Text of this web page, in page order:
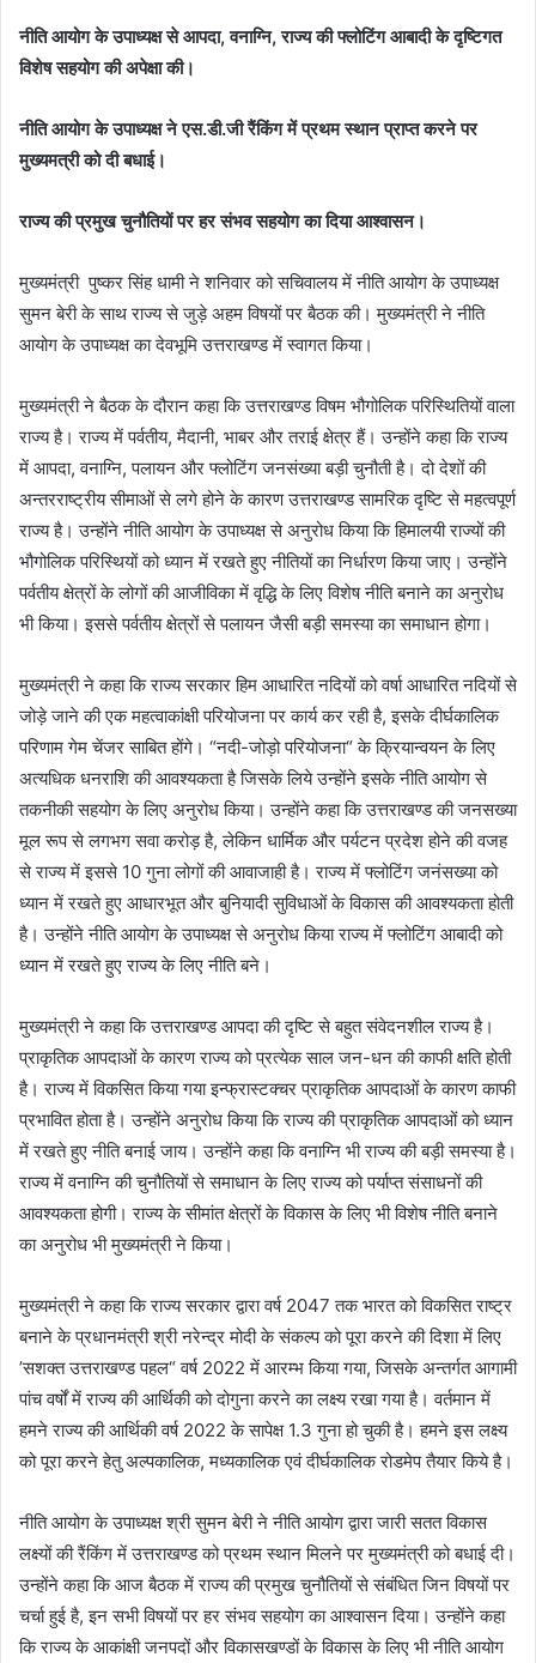
नीति आयोग के उपाध्यक्ष से आपदा, वनाग्नि, राज्य की फ्लोटिंग आबादी के दृष्टिगत
विशेष सहयोग की अपेक्षा की।
नीति आयोग के उपाध्यक्ष ने एस.डी.जी रैंकिंग में प्रथम स्थान प्राप्त करने पर
मुख्यमत्री को दी बधाई।
राज्य की प्रमुख चुनौतियों पर हर संभव सहयोग का दिया आश्वासन।
मुख्यमंत्री पुष्कर सिंह धामी ने शनिवार को सचिवालय में नीति आयोग के उपाध्यक्ष
सुमन बेरी के साथ राज्य से जुड़े अहम विषयों पर बैठक की। मुख्यमंत्री ने नीति
आयोग के उपाध्यक्ष का देवभूमि उत्तराखण्ड में स्वागत किया।
मुख्यमंत्री ने बैठक के दौरान कहा कि उत्तराखण्ड विषम भौगोलिक परिस्थितियों वाला
राज्य है। राज्य में पर्वतीय, मैदानी, भाबर और तराई क्षेत्र हैं। उन्होंने कहा कि राज्य
में आपदा, वनाग्नि, पलायन और फ्लोटिंग जनसंख्या बड़ी चुनौती है। दो देशों की
अन्तरराष्ट्रीय सीमाओं से लगे होने के कारण उत्तराखण्ड सामरिक दृष्टि से महत्वपूर्ण
राज्य है। उन्होंने नीति आयोग के उपाध्यक्ष से अनुरोध किया कि हिमालयी राज्यों की
भौगोलिक परिस्थियों को ध्यान में रखते हुए नीतियों का निर्धारण किया जाए। उन्होंने
पर्वतीय क्षेत्रों के लोगों की आजीविका में वृद्धि के लिए विशेष नीति बनाने का अनुरोध
भी किया। इससे पर्वतीय क्षेत्रों से पलायन जैसी बड़ी समस्या का समाधान होगा।
मुख्यमंत्री ने कहा कि राज्य सरकार हिम आधारित नदियों को वर्षा आधारित नदियों से
जोड़े जाने की एक महत्वाकांक्षी परियोजना पर कार्य कर रही है, इसके दीर्घकालिक
परिणाम गेम चेंजर साबित होंगे। “नदी-जोड़ो परियोजना“ के क्रियान्वयन के लिए
अत्यधिक धनराशि की आवश्यकता है जिसके लिये उन्होंने इसके नीति आयोग से
तकनीकी सहयोग के लिए अनुरोध किया। उन्होंने कहा कि उत्तराखण्ड की जनसख्या
मूल रूप से लगभग सवा करोड़ है, लेकिन धार्मिक और पर्यटन प्रदेश होने की वजह
से राज्य में इससे 10 गुना लोगों की आवाजाही है। राज्य में फ्लोटिंग जनंसख्या को
ध्यान में रखते हुए आधारभूत और बुनियादी सुविधाओं के विकास की आवश्यकता होती
है। उन्होंने नीति आयोग के उपाध्यक्ष से अनुरोध किया राज्य में फ्लोटिंग आबादी को
ध्यान में रखते हुए राज्य के लिए नीति बने।
मुख्यमंत्री ने कहा कि उत्तराखण्ड आपदा की दृष्टि से बहुत संवेदनशील राज्य है।
प्राकृतिक आपदाओं के कारण राज्य को प्रत्येक साल जन-धन की काफी क्षति होती
है। राज्य में विकसित किया गया इन्फ्रास्टक्चर प्राकृतिक आपदाओं के कारण काफी
प्रभावित होता है। उन्होंने अनुरोध किया कि राज्य की प्राकृतिक आपदाओं को ध्यान
में रखते हुए नीति बनाई जाय। उन्होंने कहा कि वनाग्नि भी राज्य की बड़ी समस्या है।
राज्य में वनाग्नि की चुनौतियों से समाधान के लिए राज्य को पर्याप्त संसाधनों की
आवश्यकता होगी। राज्य के सीमांत क्षेत्रों के विकास के लिए भी विशेष नीति बनाने
का अनुरोध भी मुख्यमंत्री ने किया।
मुख्यमंत्री ने कहा कि राज्य सरकार द्वारा वर्ष 2047 तक भारत को विकसित राष्ट्र
बनाने के प्रधानमंत्री श्री नरेन्द्र मोदी के संकल्प को पूरा करने की दिशा में लिए
’सशक्त उत्तराखण्ड पहल“ वर्ष 2022 में आरम्भ किया गया, जिसके अन्तर्गत आगामी
पांच वर्षों में राज्य की आर्थिकी को दोगुना करने का लक्ष्य रखा गया है। वर्तमान में
हमने राज्य की आर्थिकी वर्ष 2022 के सापेक्ष 1.3 गुना हो चुकी है। हमने इस लक्ष्य
को पूरा करने हेतु अल्पकालिक, मध्यकालिक एवं दीर्घकालिक रोडमेप तैयार किये है।
नीति आयोग के उपाध्यक्ष श्री सुमन बेरी ने नीति आयोग द्वारा जारी सतत विकास
लक्ष्यों की रैंकिंग में उत्तराखण्ड को प्रथम स्थान मिलने पर मुख्यमंत्री को बधाई दी।
उन्होंने कहा कि आज बैठक में राज्य की प्रमुख चुनौतियों से संबंधित जिन विषयों पर
चर्चा हुई है, इन सभी विषयों पर हर संभव सहयोग का आश्वासन दिया। उन्होंने कहा
कि राज्य के आकांक्षी जनपदों और विकासखण्डों के विकास के लिए भी नीति आयोग